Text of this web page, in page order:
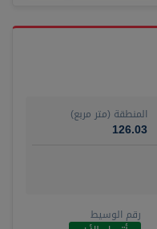
المنطقة (متر مربع)
126.03
رقم الوسيط